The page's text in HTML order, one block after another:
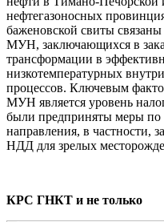
нефтегазоносных
баженовской свиты
МУН, заключающихся в
трансформации в
низкотемпературных
процессов. Ключевым
МУН является уровень
были предприняты меры по
направления, в частности,
НДД для зрелых
КРС ГНКТ и не только